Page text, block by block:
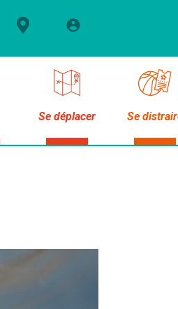
Se déplacer Se